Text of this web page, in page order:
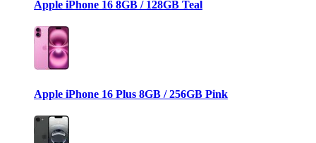
Apple iPhone 16 8GB / 128GB Teal
Apple iPhone 16 Plus 8GB / 256GB Pink